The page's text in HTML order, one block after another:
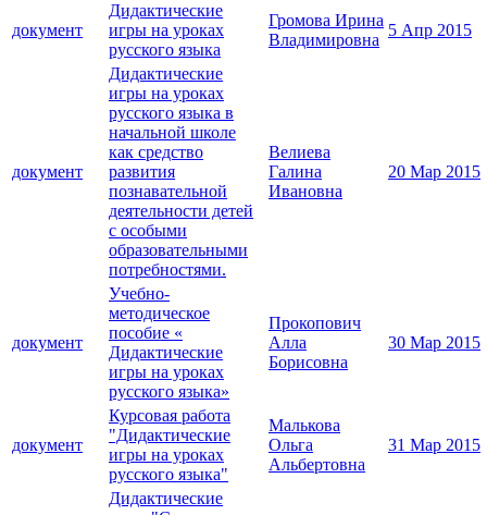
документ
Дидактические
игры на уроках
русского языка
Громова Ирина
Владимировна
5 Апр 2015
документ
Дидактические
игры на уроках
русского языка в
начальной школе
как средство
развития
познавательной
деятельности детей
с особыми
образовательными
потребностями.
Велиева
Галина
Ивановна
20 Мар 2015
документ
Учебно-
методическое
пособие «
Дидактические
игры на уроках
русского языка»
Прокопович
Алла
Борисовна
30 Мар 2015
документ
Курсовая работа
"Дидактические
игры на уроках
русского языка"
Малькова
Ольга
Альбертовна
31 Мар 2015
Дидактические